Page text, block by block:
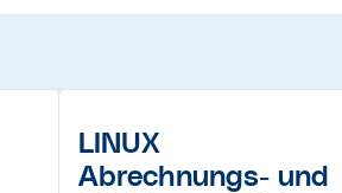
LINUX
Abrechnungs- und